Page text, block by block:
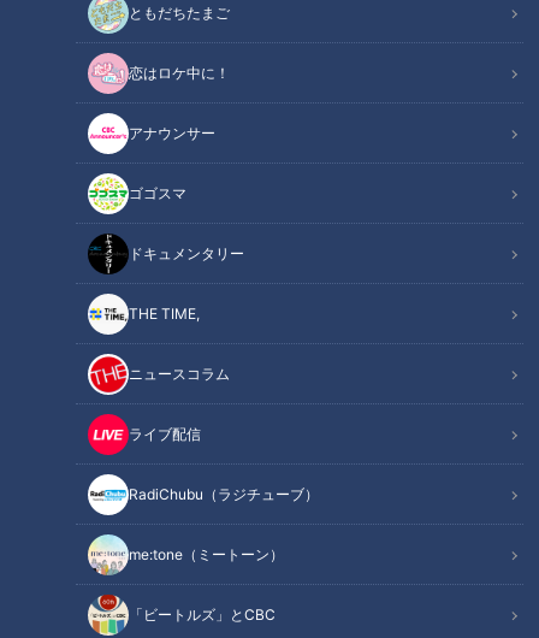
ともだちたまご
恋はロケ中に！
アナウンサー
ゴゴスマ
ドキュメンタリー
THE TIME,
ニュースコラム
ライブ配信
RadiChubu（ラジチューブ）
me:tone（ミートーン）
「ビートルズ」とCBC
食べなきゃ損する！愛されフード
その町以外ではあまり知られていないけど…地元の人はみんな
知っている！その町で生まれ、根づく“愛されフード”を、加藤
愛アナウンサーが全力で調査します。今回は、名古屋市中川区
「ハローキッド」の「ハンバーグ」と愛知県稲沢市
「17Bakery」の「マヌルパン」です。
関連リンク
【動画】ニンニクがやみつきになる！？韓国発
祥の“背徳パン”「マヌルパン」はこちら【7分
5mの巨大カウボーイがお出迎え！創業約50年の老舗ハンバ
ーグ店
こだわりの100%牛肉とまき焼きの技術
“ナナちゃん人形”にインスパイアされた巨大カウボーイ
稲沢市で大人気！韓国発祥の背徳パン「マヌルパン」
オススメ関連コンテンツ